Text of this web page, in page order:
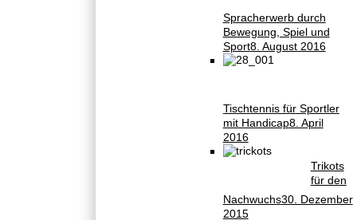
Spracherwerb durch
Bewegung, Spiel und
Sport8. August 2016
Tischtennis für Sportler
mit Handicap8. April
2016
Trikots
für den
Nachwuchs30. Dezember
2015